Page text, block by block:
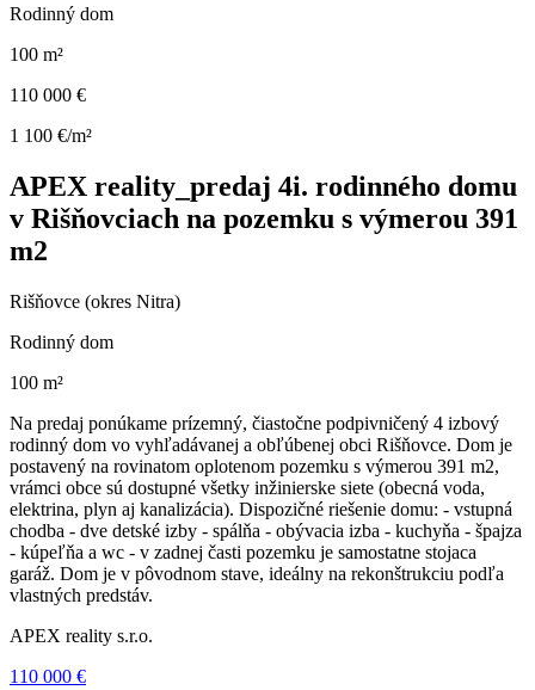
Rodinný dom
100 m²
110 000 €
1 100 €/m²
APEX reality_predaj 4i. rodinného domu
v Rišňovciach na pozemku s výmerou 391
m2
Rišňovce (okres Nitra)
Rodinný dom
100 m²
Na predaj ponúkame prízemný, čiastočne podpivničený 4 izbový
rodinný dom vo vyhľadávanej a obľúbenej obci Rišňovce. Dom je
postavený na rovinatom oplotenom pozemku s výmerou 391 m2,
vrámci obce sú dostupné všetky inžinierske siete (obecná voda,
elektrina, plyn aj kanalizácia). Dispozičné riešenie domu: - vstupná
chodba - dve detské izby - spálňa - obývacia izba - kuchyňa - špajza
- kúpeľňa a wc - v zadnej časti pozemku je samostatne stojaca
garáž. Dom je v pôvodnom stave, ideálny na rekonštrukciu podľa
vlastných predstáv.
APEX reality s.r.o.
110 000 €